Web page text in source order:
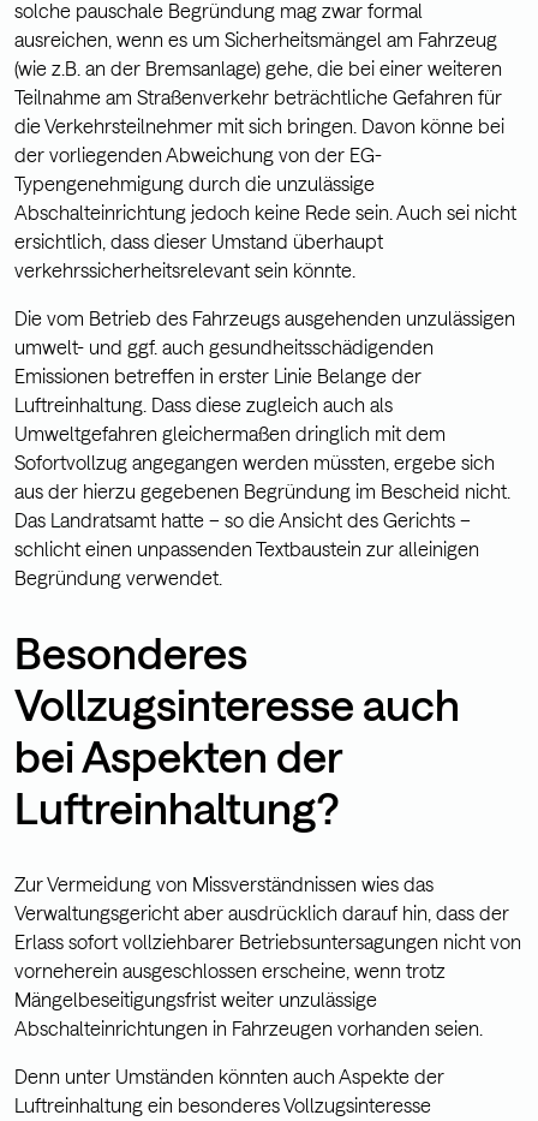
solche pauschale Begründung mag zwar formal
ausreichen, wenn es um Sicherheitsmängel am Fahrzeug
(wie z.B. an der Bremsanlage) gehe, die bei einer weiteren
Teilnahme am Straßenverkehr beträchtliche Gefahren für
die Verkehrsteilnehmer mit sich bringen. Davon könne bei
der vorliegenden Abweichung von der EG-
Typengenehmigung durch die unzulässige
Abschalteinrichtung jedoch keine Rede sein. Auch sei nicht
ersichtlich, dass dieser Umstand überhaupt
verkehrssicherheitsrelevant sein könnte.
Die vom Betrieb des Fahrzeugs ausgehenden unzulässigen
umwelt- und ggf. auch gesundheitsschädigenden
Emissionen betreffen in erster Linie Belange der
Luftreinhaltung. Dass diese zugleich auch als
Umweltgefahren gleichermaßen dringlich mit dem
Sofortvollzug angegangen werden müssten, ergebe sich
aus der hierzu gegebenen Begründung im Bescheid nicht.
Das Landratsamt hatte – so die Ansicht des Gerichts –
schlicht einen unpassenden Textbaustein zur alleinigen
Begründung verwendet.
Besonderes
Vollzugsinteresse auch
bei Aspekten der
Luftreinhaltung?
Zur Vermeidung von Missverständnissen wies das
Verwaltungsgericht aber ausdrücklich darauf hin, dass der
Erlass sofort vollziehbarer Betriebsuntersagungen nicht von
vorneherein ausgeschlossen erscheine, wenn trotz
Mängelbeseitigungsfrist weiter unzulässige
Abschalteinrichtungen in Fahrzeugen vorhanden seien.
Denn unter Umständen könnten auch Aspekte der
Luftreinhaltung ein besonderes Vollzugsinteresse